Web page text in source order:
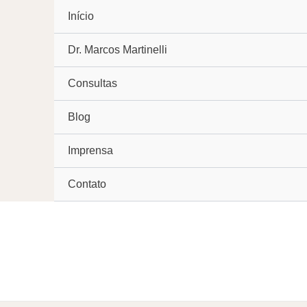
Início
Dr. Marcos Martinelli
Consultas
Blog
Imprensa
Contato